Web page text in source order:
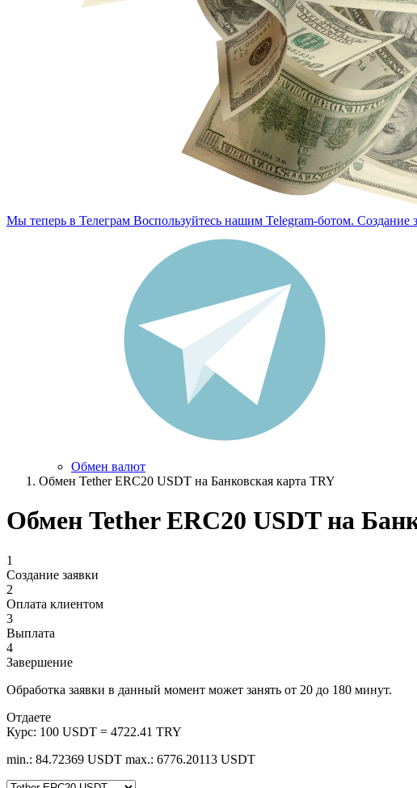
Telegram-ботом. Создание заявок и контроль обмена — в несколько
Обмен валют
Обмен Tether ERC20 USDT на Банковская карта TRY
Обмен Tether ERC20 USDT на
1
Создание заявки
2
Оплата клиентом
3
Выплата
4
Завершение
Обработка заявки в данный момент может занять от 20 до 180 минут.
Отдаете
Курс: 100 USDT = 4722.41 TRY
min.: 84.72369 USDT max.: 6776.20113 USDT